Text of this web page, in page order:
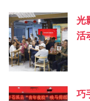
光
活
巧